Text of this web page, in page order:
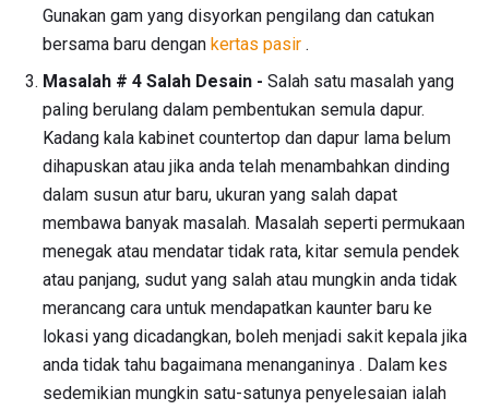
Gunakan gam yang disyorkan pengilang dan catukan
bersama baru dengan kertas pasir .
Masalah # 4 Salah Desain - Salah satu masalah yang
paling berulang dalam pembentukan semula dapur.
Kadang kala kabinet countertop dan dapur lama belum
dihapuskan atau jika anda telah menambahkan dinding
dalam susun atur baru, ukuran yang salah dapat
membawa banyak masalah. Masalah seperti permukaan
menegak atau mendatar tidak rata, kitar semula pendek
atau panjang, sudut yang salah atau mungkin anda tidak
merancang cara untuk mendapatkan kaunter baru ke
lokasi yang dicadangkan, boleh menjadi sakit kepala jika
anda tidak tahu bagaimana menanganinya . Dalam kes
sedemikian mungkin satu-satunya penyelesaian ialah